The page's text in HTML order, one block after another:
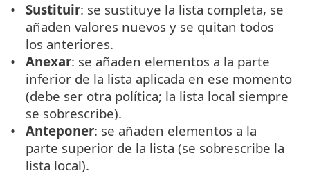
Sustituir: se sustituye la lista completa, se
añaden valores nuevos y se quitan todos
los anteriores.
Anexar: se añaden elementos a la parte
inferior de la lista aplicada en ese momento
(debe ser otra política; la lista local siempre
se sobrescribe).
Anteponer: se añaden elementos a la
parte superior de la lista (se sobrescribe la
lista local).